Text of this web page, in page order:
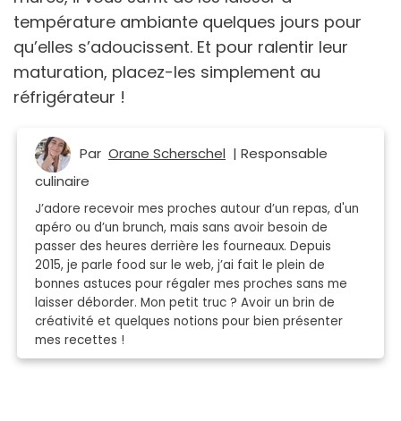
température ambiante quelques jours pour
qu’elles s’adoucissent. Et pour ralentir leur
maturation, placez-les simplement au
réfrigérateur !
Par Orane Scherschel | Responsable
culinaire
J’adore recevoir mes proches autour d’un repas, d'un
apéro ou d’un brunch, mais sans avoir besoin de
passer des heures derrière les fourneaux. Depuis
2015, je parle food sur le web, j’ai fait le plein de
bonnes astuces pour régaler mes proches sans me
laisser déborder. Mon petit truc ? Avoir un brin de
créativité et quelques notions pour bien présenter
mes recettes !